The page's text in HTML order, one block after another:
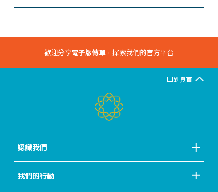
歡迎分享電子版傳單 ，探索我們的官方平台
回到頁首
認識我們
我們的行動